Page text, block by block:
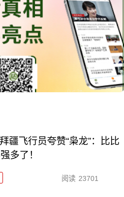
疆飞行员夸赞“枭龙”：比比
多了！
阅读 23701